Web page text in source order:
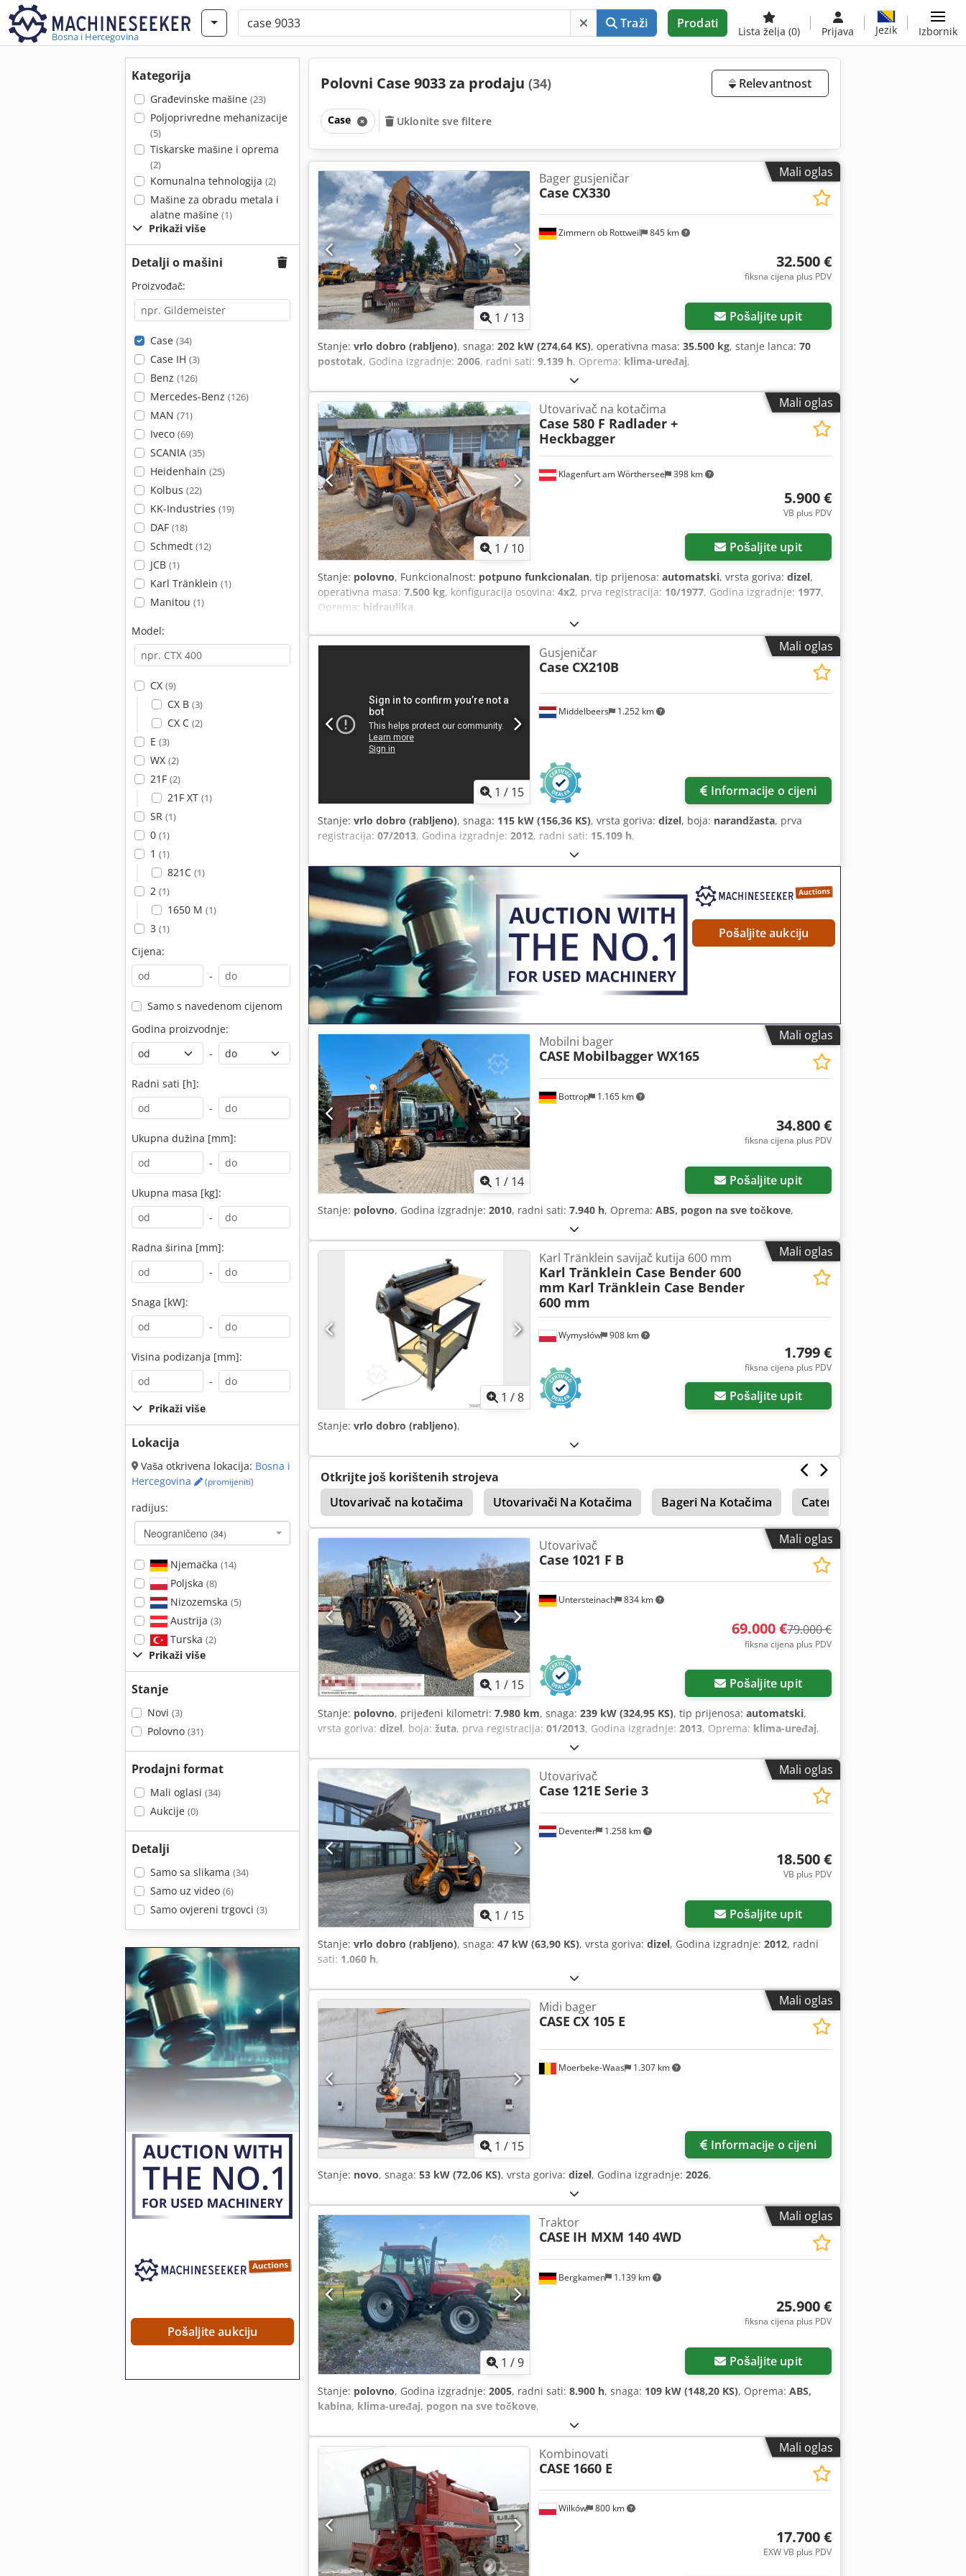
Bosna i Hercegovina
Traži Prodati
Lista želja (0) Prijava Jezik Izbornik
Kategorija
Građevinske mašine (23)
Poljoprivredne mehanizacije
(5)
Tiskarske mašine i oprema
(2)
Komunalna tehnologija (2)
Mašine za obradu metala i
alatne mašine (1)
Prikaži više
Detalji o mašini
Proizvođač:
Case (34)
Case IH (3)
Benz (126)
Mercedes-Benz (126)
MAN (71)
Iveco (69)
SCANIA (35)
Heidenhain (25)
Kolbus (22)
KK-Industries (19)
DAF (18)
Schmedt (12)
JCB (1)
Karl Tränklein (1)
Manitou (1)
Model:
CX (9)
CX B (3)
CX C (2)
E (3)
WX (2)
21F (2)
21F XT (1)
SR (1)
0 (1)
1 (1)
821C (1)
2 (1)
1650 M (1)
3 (1)
Cijena:
-
Samo s navedenom cijenom
Godina proizvodnje:
-
Radni sati [h]:
-
Ukupna dužina [mm]:
-
Ukupna masa [kg]:
-
Radna širina [mm]:
-
Snaga [kW]:
-
Visina podizanja [mm]:
-
Prikaži više
Lokacija
Vaša otkrivena lokacija: Bosna i
Hercegovina
(promijeniti)
radijus:
Neograničeno (34)
Njemačka (14)
Poljska (8)
Nizozemska (5)
Austrija (3)
Turska (2)
Prikaži više
Stanje
Novi (3)
Polovno (31)
Prodajni format
Mali oglasi (34)
Aukcije (0)
Detalji
Samo sa slikama (34)
Samo uz video (6)
Samo ovjereni trgovci (3)
Pošaljite aukciju
Polovni Case 9033 za prodaju (34) Relevantnost
Case Uklonite sve filtere
Mali oglas
1 / 13
Zimmern ob Rottweil 845 km
Bager gusjeničar
Case CX330
32.500 €
fiksna cijena plus PDV
Pošaljite upit
Stanje: vrlo dobro (rabljeno), snaga: 202 kW (274,64 KS), operativna masa: 35.500 kg, stanje lanca: 70
postotak, Godina izgradnje: 2006, radni sati: 9.139 h, Oprema: klima-uređaj,
Mali oglas
1 / 10
Klagenfurt am Wörthersee 398 km
Utovarivač na kotačima
Case 580 F Radlader +
Heckbagger
5.900 €
VB plus PDV
Pošaljite upit
Stanje: polovno, Funkcionalnost: potpuno funkcionalan, tip prijenosa: automatski, vrsta goriva: dizel,
operativna masa: 7.500 kg, konfiguracija osovina: 4x2, prva registracija: 10/1977, Godina izgradnje: 1977,
Oprema: hidraulika,
Mali oglas
1 / 15
Middelbeers 1.252 km
Gusjeničar
Case CX210B
Informacije o cijeni
Stanje: vrlo dobro (rabljeno), snaga: 115 kW (156,36 KS), vrsta goriva: dizel, boja: narandžasta, prva
registracija: 07/2013, Godina izgradnje: 2012, radni sati: 15.109 h,
Pošaljite aukciju
Mali oglas
1 / 14
Bottrop 1.165 km
Mobilni bager
CASE Mobilbagger WX165
34.800 €
fiksna cijena plus PDV
Pošaljite upit
Stanje: polovno, Godina izgradnje: 2010, radni sati: 7.940 h, Oprema: ABS, pogon na sve točkove,
Mali oglas
1 /8
Wymysłów 908 km
Karl Tränklein savijač kutija 600 mm
Karl Tränklein Case Bender 600
mm Karl Tränklein Case Bender
600 mm
1.799 €
fiksna cijena plus PDV
Pošaljite upit
Stanje: vrlo dobro (rabljeno),
Otkrijte još korištenih strojeva
Utovarivač na kotačima
Utovarivači Na Kotačima Bageri Na Kotačima Caterpillar 229
Hyundai
Mali oglas
1 / 15
Untersteinach 834 km
Utovarivač
Case 1021 F B
69.000 €79.000 €
fiksna cijena plus PDV
Pošaljite upit
Stanje: polovno, prijeđeni kilometri: 7.980 km, snaga: 239 kW (324,95 KS), tip prijenosa: automatski,
vrsta goriva: dizel, boja: žuta, prva registracija: 01/2013, Godina izgradnje: 2013, Oprema: klima-uređaj,
Mali oglas
1 / 15
Deventer 1.258 km
Utovarivač
Case 121E Serie 3
18.500 €
VB plus PDV
Pošaljite upit
Stanje: vrlo dobro (rabljeno), snaga: 47 kW (63,90 KS), vrsta goriva: dizel, Godina izgradnje: 2012, radni
sati: 1.060 h,
Mali oglas
1 / 15
Moerbeke-Waas 1.307 km
Midi bager
CASE CX 105 E
Informacije o cijeni
Stanje: novo, snaga: 53 kW (72,06 KS), vrsta goriva: dizel, Godina izgradnje: 2026,
Mali oglas
1 /9
Bergkamen 1.139 km
Traktor
CASE IH MXM 140 4WD
25.900 €
fiksna cijena plus PDV
Pošaljite upit
Stanje: polovno, Godina izgradnje: 2005, radni sati: 8.900 h, snaga: 109 kW (148,20 KS), Oprema: ABS,
kabina, klima-uređaj, pogon na sve točkove,
Mali oglas
Wilków 800 km
Kombinovati
CASE 1660 E
17.700 €
EXW VB plus PDV